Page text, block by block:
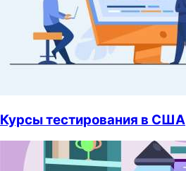
Курсы тестирования в США